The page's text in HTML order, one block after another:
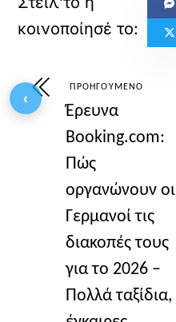
ΠΡΟΗΓΟΎΜΕΝΟ
Έρευνα
Booking.com:
Πώς
οργανώνουν οι
Γερμανοί τις
διακοπές τους
για το 2026 –
Πολλά ταξίδια,
‹